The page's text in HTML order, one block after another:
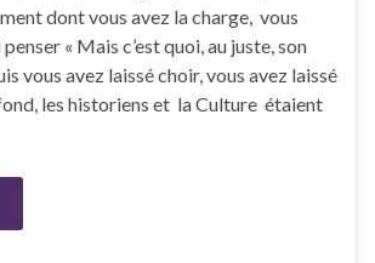
dont vous avez la charge, vous
« Mais c’est quoi, au juste, son
vous avez laissé choir, vous avez laissé
les historiens et la Culture étaient